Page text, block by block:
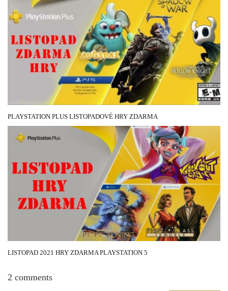
PLAYSTATION PLUS LISTOPADOVÉ HRY ZDARMA
LISTOPAD 2021 HRY ZDARMA PLAYSTATION 5
2 comments